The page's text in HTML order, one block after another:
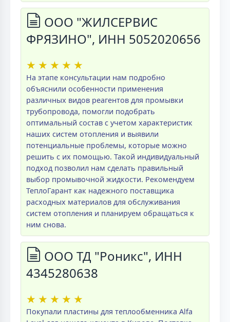
ООО "ЖИЛСЕРВИС
ФРЯЗИНО", ИНН 5052020656
★ ★ ★ ★ ★
На этапе консультации нам подробно
объяснили особенности применения
различных видов реагентов для промывки
трубопровода, помогли подобрать
оптимальный состав с учетом характеристик
наших систем отопления и выявили
потенциальные проблемы, которые можно
решить с их помощью. Такой индивидуальный
подход позволил нам сделать правильный
выбор промывочной жидкости. Рекомендуем
ТеплоГарант как надежного поставщика
расходных материалов для обслуживания
систем отопления и планируем обращаться к
ним снова.
ООО ТД "Роникс", ИНН
4345280638
★ ★ ★ ★ ★
Покупали пластины для теплообменника Alfa